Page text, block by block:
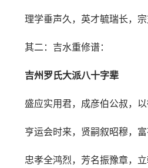
理学垂声久，英才毓瑞长，宗
其二：吉水重修谱：
吉州罗氏大派八十字辈
盛应实用君，成彦伯公叔，以
亨运会时来，贤嗣叙昭穆，
忠孝全鸿烈，芳名振豫章，